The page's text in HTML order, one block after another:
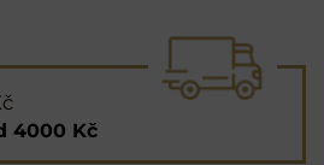
4000 Kč